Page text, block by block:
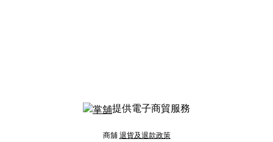
提供電子商貿服務
商舖 退貨及退款政策